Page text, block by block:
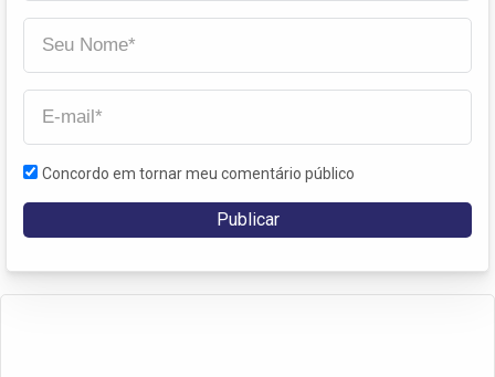
Concordo em tornar meu comentário público